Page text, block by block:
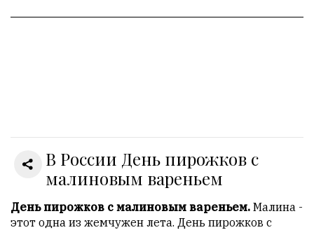
1
Гостей:
Пользователей:
0
В России День пирожков с
малиновым вареньем
День пирожков с малиновым вареньем. Малина -
этот одна из жемчужен лета. День пирожков с